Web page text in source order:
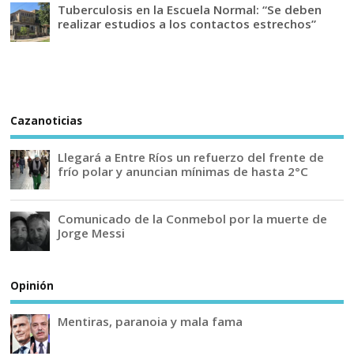
Tuberculosis en la Escuela Normal: “Se deben
realizar estudios a los contactos estrechos”
Cazanoticias
Llegará a Entre Ríos un refuerzo del frente de
frío polar y anuncian mínimas de hasta 2°C
Comunicado de la Conmebol por la muerte de
Jorge Messi
Opinión
Mentiras, paranoia y mala fama